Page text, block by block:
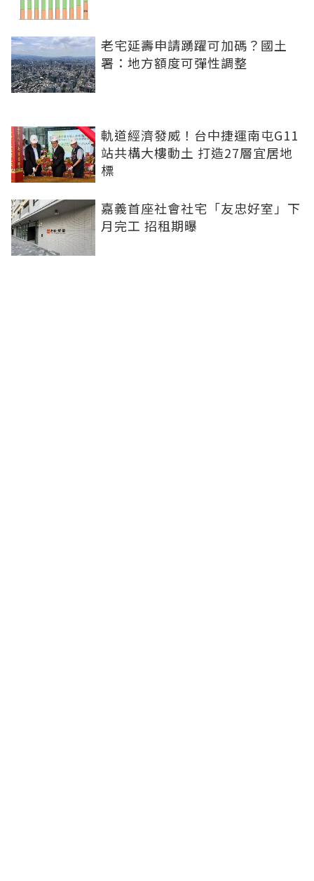
老宅延壽申請踴躍可加碼？國土
署：地方額度可彈性調整
軌道經濟發威！台中捷運南屯G11
站共構大樓動土 打造27層宜居地
標
嘉義首座社會社宅「友忠好室」下
月完工 招租期曝